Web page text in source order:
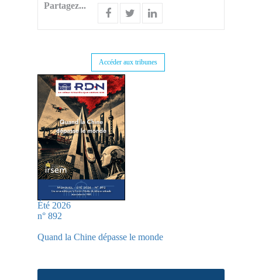
Partagez...
Accéder aux tribunes
Été 2026
n° 892
Quand la Chine dépasse le monde